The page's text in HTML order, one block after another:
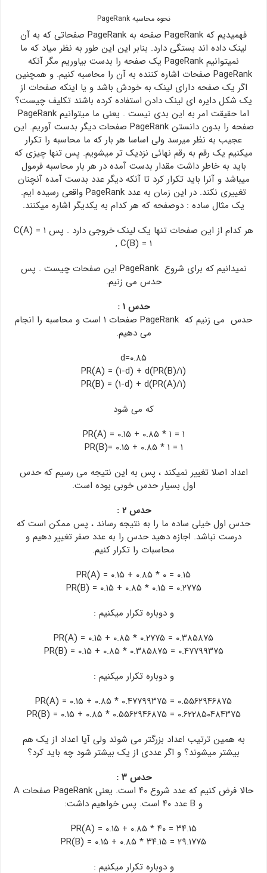
نحوه محاسبه PageRank
فهمیدیم که PageRank صفحه به PageRank صفحاتی که به آن
لینک داده اند بستگی دارد. بنابر این این طور به نظر میاد که ما
نمیتوانیم PageRank یک صفحه را بدست بیاوریم مگر آنکه
PageRank صفحات اشاره کننده به آن را محاسبه کنیم. و همچنین
اگر یک صفحه دارای لینک به خودش باشد و یا اینکه صفحات از
یک شکل دایره ای لینک دادن استفاده کرده باشند تکلیف چیست؟
اما حقیقت امر به این بدی نیست . یعنی ما میتوانیم PageRank
صفحه را بدون دانستن PageRank صفحات دیگر بدست آوریم. این
عجیب به نظر میرسد ولی اساسا هر بار که ما محاسبه را تکرار
میکنیم یک رقم به رقم نهائی نزدیک تر میشویم. پس تنها چیزی که
باید به خاطر داشت مقدار بدست آمده در هر بار محاسبه فرمول
میباشد و آنرا باید تکرار کرد تا آنکه دیگر عدد بدست آمده آنچنان
تغییری نکند. در این زمان به عدد PageRank واقعی رسیده ایم.
یک مثال ساده : دوصفحه که هر کدام به یکدیگر اشاره میکنند.
هر کدام از این صفحات تنها یک لینک خروجی دارد . پس C(A) = ۱
, C(B) = ۱
نمیدانیم که برای شروع PageRank این صفحات چیست . پس
حدس می زنیم.
حدس ۱ :
حدس می زنیم که PageRank صفحات ۱ است و محاسبه را انجام
می دهیم.
d=۰.۸۵
PR(A) = (۱-d) + d(PR(B)/۱)
PR(B) = (۱-d) + d(PR(A)/۱)
که می شود
PR(A) = ۰.۱۵ + ۰.۸۵ * ۱ = ۱
PR(B)= ۰.۱۵ + ۰.۸۵ * ۱ = ۱
اعداد اصلا تغییر نمیکند ، پس به این نتیجه می رسیم که حدس
اول بسیار حدس خوبی بوده است.
حدس ۲ :
حدس اول خیلی ساده ما را به نتیجه رساند ، پس ممکن است که
درست نباشد. اجازه دهید حدس را به عدد صفر تغییر دهیم و
محاسبات را تکرار کنیم.
PR(A) = ۰.۱۵ + ۰.۸۵ * ۰ = ۰.۱۵
PR(B) = ۰.۱۵ + ۰.۸۵ * ۰.۱۵ = ۰.۲۷۷۵
و دوباره تکرار میکنیم :
PR(A) = ۰.۱۵ + ۰.۸۵ * ۰.۲۷۷۵ = ۰.۳۸۵۸۷۵
PR(B) = ۰.۱۵ + ۰.۸۵ * ۰.۳۸۵۸۷۵ = ۰.۴۷۷۹۹۳۷۵
و دوباره تکرار میکنیم :
PR(A) = ۰.۱۵ + ۰.۸۵ * ۰.۴۷۷۹۹۳۷۵ = ۰.۵۵۶۲۹۴۶۸۷۵
PR(B) = ۰.۱۵ + ۰.۸۵ * ۰.۵۵۶۲۹۴۶۸۷۵ = ۰.۶۲۲۸۵۰۴۸۴۳۷۵
به همین ترتیب اعداد بزرگتر می شوند ولی آیا اعداد از یک هم
بیشتر میشوند؟ و اگر عددی از یک بیشتر شود چه باید کرد؟
حدس ۳ :
حالا فرض کنیم که عدد شروع ۴۰ است. یعنی PageRank صفحات A
و B عدد ۴۰ است. پس خواهیم داشت:
PR(A) = ۰.۱۵ + ۰.۸۵ * ۴۰ = ۳۴.۱۵
PR(B) = ۰.۱۵ + ۰.۸۵ * ۳۴.۱۵ = ۲۹.۱۷۷۵
و دوباره تکرار میکنیم :